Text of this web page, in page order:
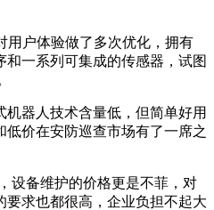
户体验做了多次优化，拥有
一系列可集成的传感器，试图
器人技术含量低，但简单好用
低价在安防巡查市场有了一席之
备维护的价格更是不菲，对
求也都很高，企业负担不起大